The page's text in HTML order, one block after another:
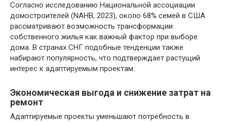
Согласно исследованию Национальной ассоциации
домостроителей (NAHB, 2023), около 68% семей в США
рассматривают возможность трансформации
собственного жилья как важный фактор при выборе
дома. В странах СНГ подобные тенденции также
набирают популярность, что подтверждает растущий
интерес к адаптируемым проектам.
Экономическая выгода и снижение затрат на
ремонт
Адаптируемые проекты уменьшают потребность в